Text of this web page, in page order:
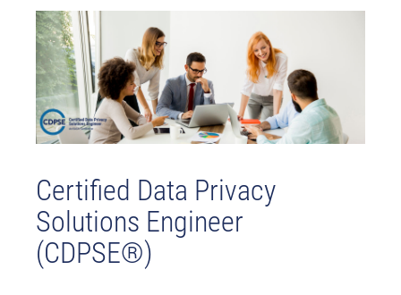
Certified Data Privacy
Solutions Engineer
(CDPSE®)